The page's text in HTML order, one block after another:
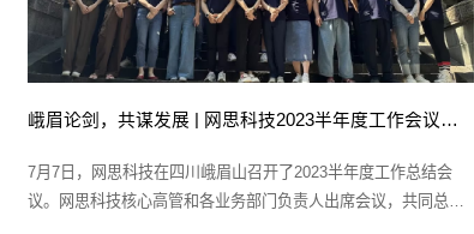
峨眉论剑，共谋发展 | 网思科技2023半年度工作会议圆满落幕
7月7日，网思科技在四川峨眉山召开了2023半年度工作总结会
议。网思科技核心高管和各业务部门负责人出席会议，共同总结